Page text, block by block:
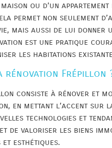
ou d’un
permet non seulement
mais aussi de lui
est une pratique
les habitations
rénovation Frépillon
consiste à rénover et
en mettant l’accent
technologies et
de valoriser les biens
esthétiques.